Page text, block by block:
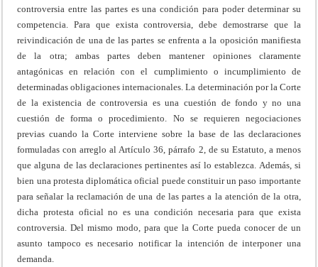
controversia entre las partes es una condición para poder determinar su
competencia. Para que exista controversia, debe demostrarse que la
reivindicación de una de las partes se enfrenta a la oposición manifiesta
de la otra; ambas partes deben mantener opiniones claramente
antagónicas en relación con el cumplimiento o incumplimiento de
determinadas obligaciones internacionales. La determinación por la Corte
de la existencia de controversia es una cuestión de fondo y no una
cuestión de forma o procedimiento. No se requieren negociaciones
previas cuando la Corte interviene sobre la base de las declaraciones
formuladas con arreglo al Artículo 36, párrafo 2, de su Estatuto, a menos
que alguna de las declaraciones pertinentes así lo establezca. Además, si
bien una protesta diplomática oficial puede constituir un paso importante
para señalar la reclamación de una de las partes a la atención de la otra,
dicha protesta oficial no es una condición necesaria para que exista
controversia. Del mismo modo, para que la Corte pueda conocer de un
asunto tampoco es necesario notificar la intención de interponer una
demanda.